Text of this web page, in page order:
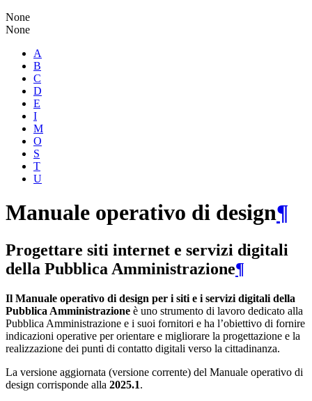
None
None
A
B
C
D
E
I
M
O
S
T
U
Manuale operativo di design¶
Progettare siti internet e servizi digitali
della Pubblica Amministrazione¶
Il Manuale operativo di design per i siti e i servizi digitali della
Pubblica Amministrazione è uno strumento di lavoro dedicato alla
Pubblica Amministrazione e i suoi fornitori e ha l’obiettivo di fornire
indicazioni operative per orientare e migliorare la progettazione e la
realizzazione dei punti di contatto digitali verso la cittadinanza.
La versione aggiornata (versione corrente) del Manuale operativo di
design corrisponde alla 2025.1.